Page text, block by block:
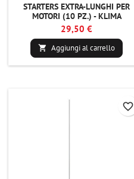
STARTERS EXTRA-LUNGHI PER
MOTORI (10 PZ.) - KLIMA
29,50 €
 Aggiungi al carrello
favorite_border